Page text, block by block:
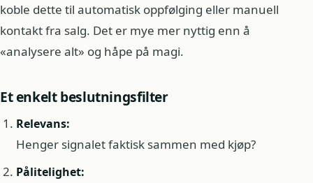
koble dette til automatisk oppfølging eller manuell
kontakt fra salg. Det er mye mer nyttig enn å
«analysere alt» og håpe på magi.
Et enkelt beslutningsfilter
Relevans:
Henger signalet faktisk sammen med kjøp?
Pålitelighet: